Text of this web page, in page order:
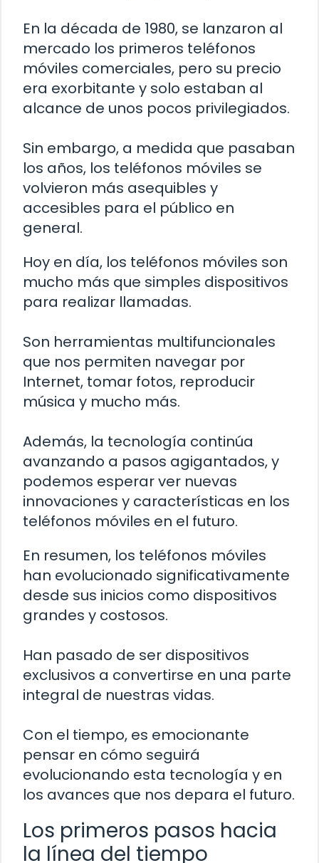
En la década de 1980, se lanzaron al
mercado los primeros teléfonos
móviles comerciales, pero su precio
era exorbitante y solo estaban al
alcance de unos pocos privilegiados.
Sin embargo, a medida que pasaban
los años, los teléfonos móviles se
volvieron más asequibles y
accesibles para el público en
general.
Hoy en día, los teléfonos móviles son
mucho más que simples dispositivos
para realizar llamadas.
Son herramientas multifuncionales
que nos permiten navegar por
Internet, tomar fotos, reproducir
música y mucho más.
Además, la tecnología continúa
avanzando a pasos agigantados, y
podemos esperar ver nuevas
innovaciones y características en los
teléfonos móviles en el futuro.
En resumen, los teléfonos móviles
han evolucionado significativamente
desde sus inicios como dispositivos
grandes y costosos.
Han pasado de ser dispositivos
exclusivos a convertirse en una parte
integral de nuestras vidas.
Con el tiempo, es emocionante
pensar en cómo seguirá
evolucionando esta tecnología y en
los avances que nos depara el futuro.
Los primeros pasos hacia
la línea del tiempo